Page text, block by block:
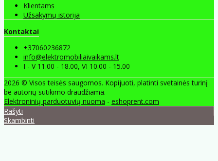
Klientams
Užsakymų istorija
Kontaktai
+37060236872
info@elektromobiliaivaikams.lt
I - V 11.00 - 18.00, VI 10.00 - 15.00
2026 © Visos teisės saugomos. Kopijuoti, platinti svetainės turinį
be autorių sutikimo draudžiama.
Elektroninių parduotuvių nuoma - eshoprent.com
Rašyti
Skambinti